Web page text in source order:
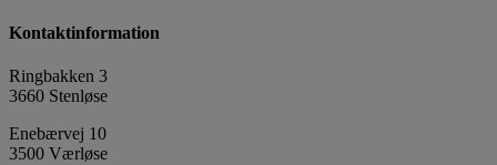
Kontaktinformation
Ringbakken 3
3660 Stenløse
Enebærvej 10
3500 Værløse